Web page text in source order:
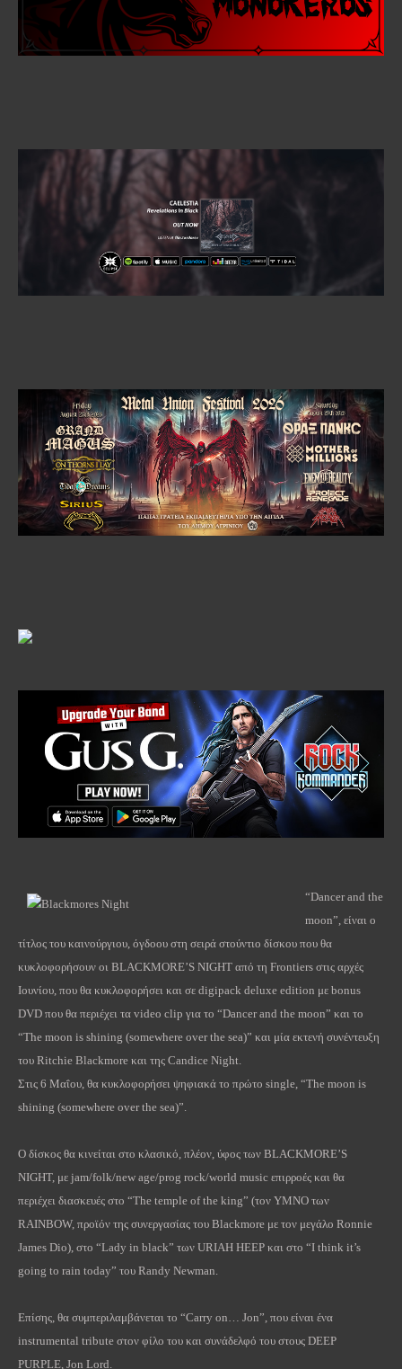
“Dancer and the
moon”, είναι ο
τίτλος του καινούργιου, όγδοου στη σειρά στούντιο δίσκου που θα
κυκλοφορήσουν οι BLACKMORE’S NIGHT από τη Frontiers στις αρχές
Ιουνίου, που θα κυκλοφορήσει και σε digipack deluxe edition με bonus
DVD που θα περιέχει τα video clip για το “Dancer and the moon” και το
“The moon is shining (somewhere over the sea)” και μία εκτενή συνέντευξη
του Ritchie Blackmore και της Candice Night.
Στις 6 Μαΐου, θα κυκλοφορήσει ψηφιακά το πρώτο single, “The moon is
shining (somewhere over the sea)”.
O δίσκος θα κινείται στο κλασικό, πλέον, ύφος των BLACKMORE’S
NIGHT, με jam/folk/new age/prog rock/world music επιρροές και θα
περιέχει διασκευές στο “The temple of the king” (τον ΥΜΝΟ των
RAINBOW, προϊόν της συνεργασίας του Blackmore με τον μεγάλο Ronnie
James Dio), στο “Lady in black” των URIAH HEEP και στο “I think it’s
going to rain today” του Randy Newman.
Επίσης, θα συμπεριλαμβάνεται το “Carry on… Jon”, που είναι ένα
instrumental tribute στον φίλο του και συνάδελφό του στους DEEP
PURPLE, Jon Lord.